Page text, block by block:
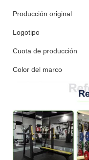
Producción original
Logotipo
Cuota de producción
Color del marco